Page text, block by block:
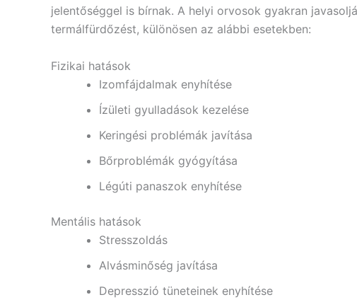
jelentőséggel is bírnak. A helyi orvosok gyakran
termálfürdőzést, különösen az alábbi esetekben:
Fizikai hatások
Izomfájdalmak enyhítése
Ízületi gyulladások kezelése
Keringési problémák javítása
Bőrproblémák gyógyítása
Légúti panaszok enyhítése
Mentális hatások
Stresszoldás
Alvásminőség javítása
Depresszió tüneteinek enyhítése